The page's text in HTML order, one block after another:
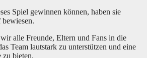
Spiel gewinnen können, haben sie
alle Freunde, Eltern und Fans in die
Team lautstark zu unterstützen und eine
zu bieten.